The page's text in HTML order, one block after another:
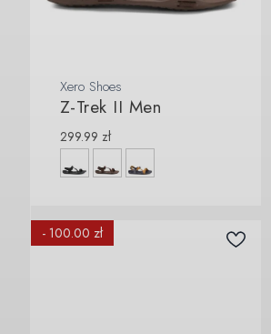
Xero Shoes
Z-Trek II Men
299.99 zł
- 100.00 zł